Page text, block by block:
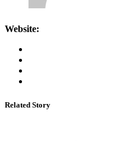
Website:
Related Story